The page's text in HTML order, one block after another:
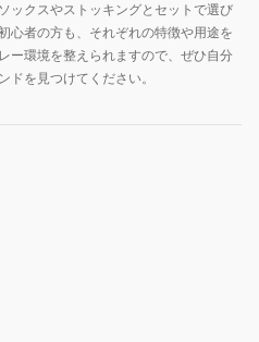
ックスやストッキングとセットで選び
心者の方も、それぞれの特徴や用途を
ー環境を整えられますので、ぜひ自分
ドを見つけてください。